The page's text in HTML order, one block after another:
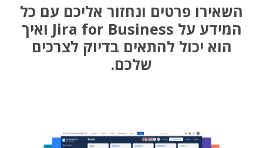
השאירו פרטים ונחזור אליכם עם כל
המידע על Jira for Business ואיך
הוא יכול להתאים בדיוק לצרכים
שלכם.